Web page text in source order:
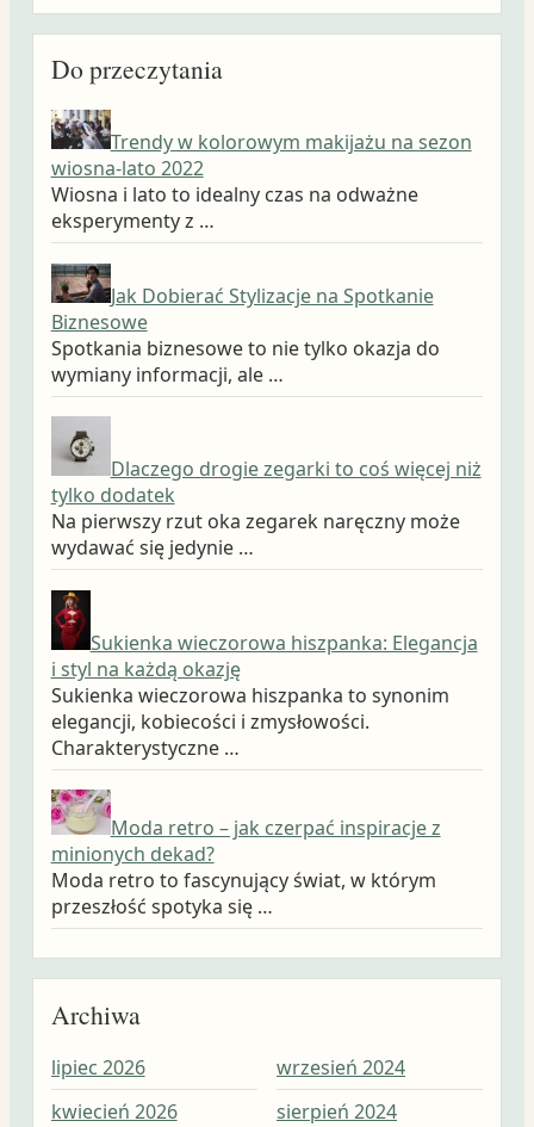
Do przeczytania
Trendy w kolorowym makijażu na sezon
wiosna-lato 2022
Wiosna i lato to idealny czas na odważne
eksperymenty z …
Jak Dobierać Stylizacje na Spotkanie
Biznesowe
Spotkania biznesowe to nie tylko okazja do
wymiany informacji, ale …
Dlaczego drogie zegarki to coś więcej niż
tylko dodatek
Na pierwszy rzut oka zegarek naręczny może
wydawać się jedynie …
Sukienka wieczorowa hiszpanka: Elegancja
i styl na każdą okazję
Sukienka wieczorowa hiszpanka to synonim
elegancji, kobiecości i zmysłowości.
Charakterystyczne …
Moda retro – jak czerpać inspiracje z
minionych dekad?
Moda retro to fascynujący świat, w którym
przeszłość spotyka się …
Archiwa
lipiec 2026
kwiecień 2026
wrzesień 2024
sierpień 2024